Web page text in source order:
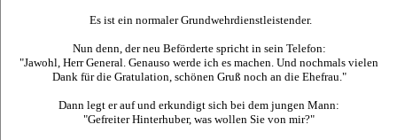
Es ist ein normaler Grundwehrdienstleistender.
Nun denn, der neu Beförderte spricht in sein Telefon:
"Jawohl, Herr General. Genauso werde ich es machen. Und nochmals vielen
Dank für die Gratulation, schönen Gruß noch an die Ehefrau."
Dann legt er auf und erkundigt sich bei dem jungen Mann:
"Gefreiter Hinterhuber, was wollen Sie von mir?"